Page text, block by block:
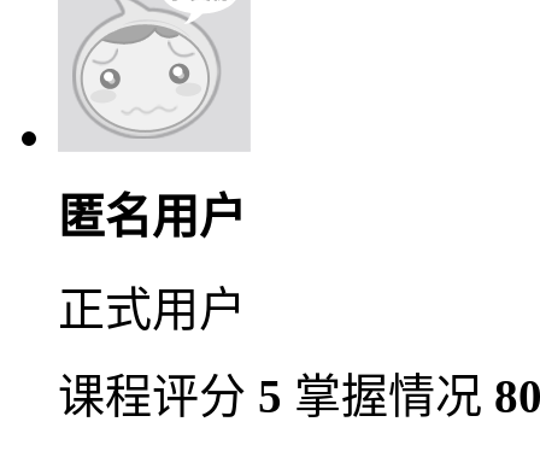
匿名用户
正式用户
课程评分 5 掌握情况